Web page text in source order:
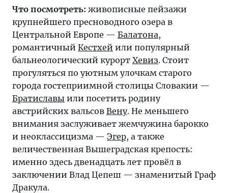
Что посмотреть: живописные пейзажи
крупнейшего пресноводного озера в
Центральной Европе — Балатона,
романтичный Кестхей или популярный
бальнеологический курорт Хевиз. Стоит
прогуляться по уютным улочкам старого
города гостеприимной столицы Словакии —
Братиславы или посетить родину
австрийских вальсов Вену. Не меньшего
внимания заслуживает жемчужина барокко
и неоклассицизма — Эгер, а также
величественная Вышеградская крепость:
именно здесь двенадцать лет провёл в
заключении Влад Цепеш — знаменитый Граф
Дракула.